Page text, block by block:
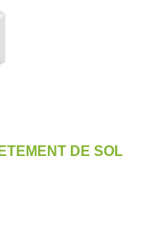
DE SOL